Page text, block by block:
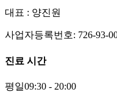
대표 : 양진원
사업자등록번호: 726-93-
진료 시간
평일09:30 - 20:00